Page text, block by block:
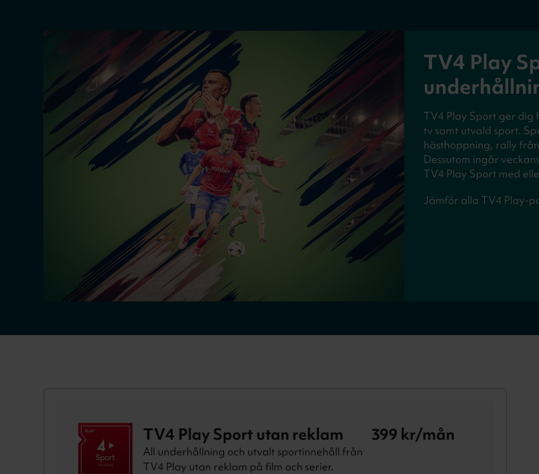
TV4 Play
TV4 Play Sport ger dig
tv samt utvald sport.
hästhoppning, rally från
Dessutom ingår
TV4 Play Sport med
Jämför alla TV4 Play-
TV4 Play Sport utan reklam
All underhållning och utvalt sportinnehåll från
TV4 Play utan reklam på film och serier.
399 kr/mån